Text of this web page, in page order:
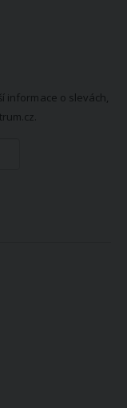
informace o slevách,